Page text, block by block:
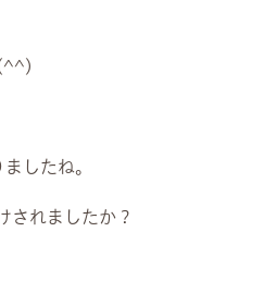
したね。
されましたか？